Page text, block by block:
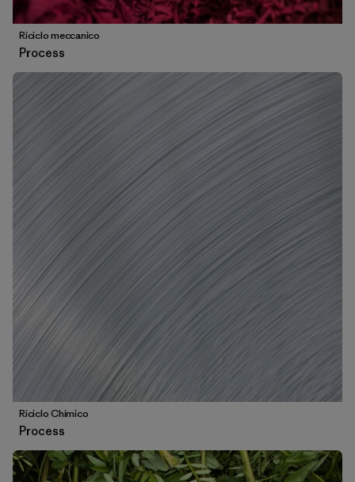
Riciclo meccanico
Process
Riciclo Chimico
Process